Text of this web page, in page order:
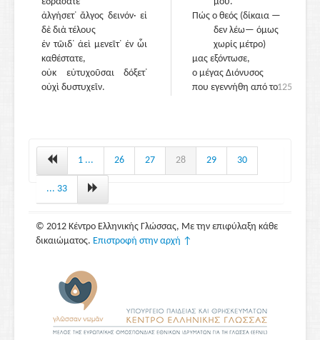
ἀλγήσετ᾽ ἄλγος δεινόν· εἰ
δὲ διὰ τέλους
ἐν τῶιδ᾽ ἀεὶ μενεῖτ᾽ ἐν ὧι
καθέστατε,
οὐκ εὐτυχοῦσαι δόξετ᾽
οὐχὶ δυστυχεῖν.
Πώς ο θεός (δίκαια —
δεν λέω— όμως
χωρίς μέτρο)
μας εξόντωσε,
ο μέγας Διόνυσος
1250
που εγεννήθη από το
τα γεράματα για
τους
ανθρώπους
Μακάρι ο γιος μου να
τα παλικάρια
της Θήβας, θα
1 ... 26 27 28 29 30
... 33
© 2012 Κέντρο Ελληνικής Γλώσσας, Με την επιφύλαξη κάθε
δικαιώματος. Επιστροφή στην αρχή ↑